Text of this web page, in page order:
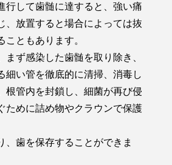
行して歯髄に達すると、強い痛
、放置すると場合によっては抜
こともあります。
まず感染した歯髄を取り除き、
細い管を徹底的に清掃、消毒し
根管内を封鎖し、細菌が再び侵
ために詰め物やクラウンで保護
、歯を保存することができま